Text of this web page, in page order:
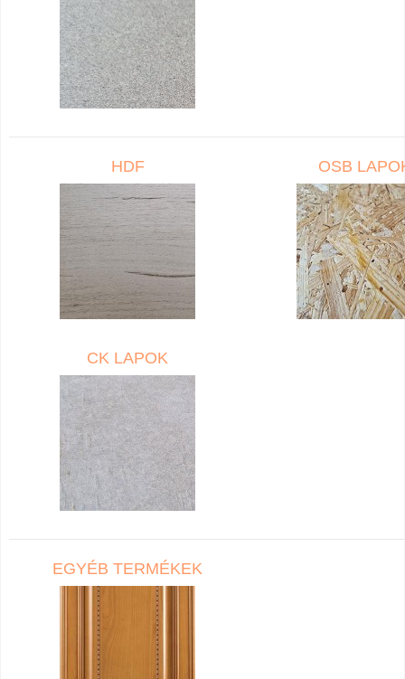
HDF OSB
CK LAPOK
EGYÉB TERMÉKEK